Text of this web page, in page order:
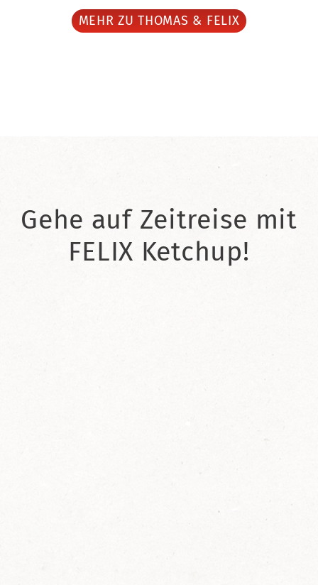
MEHR ZU THOMAS & FELIX
Gehe auf Zeitreise mit
FELIX Ketchup!